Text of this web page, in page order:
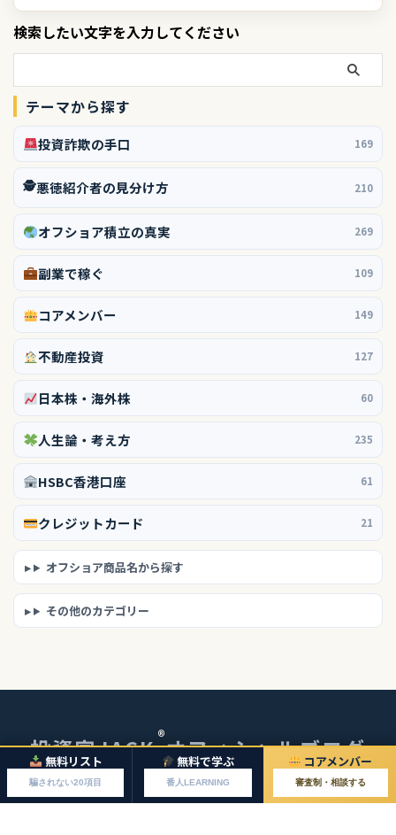
検索したい文字を入力してください
テーマから探す
投資詐欺の手口 169
🕵️悪徳紹介者の見分け方 210
オフショア積立の真実 269
副業で稼ぐ 109
コアメンバー 149
不動産投資 127
日本株・海外株 60
人生論・考え方 235
HSBC香港口座 61
クレジットカード 21
オフショア商品名から探す
その他のカテゴリー
無料リスト
騙されない20項目
無料で学ぶ
番人LEARNING
コアメンバー
審査制・相談する
投資家JACK®オフィシャルブログ
© 2026 投資家JACKオフィシャルブログ